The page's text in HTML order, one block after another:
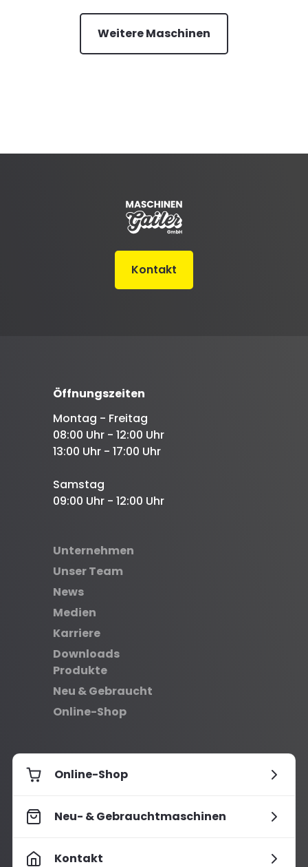
Weitere Maschinen
Kontakt
Öffnungszeiten
Montag - Freitag
08:00 Uhr - 12:00 Uhr
13:00 Uhr - 17:00 Uhr
Samstag
09:00 Uhr - 12:00 Uhr
Unternehmen
Unser Team
News
Medien
Karriere
Downloads
Produkte
Neu & Gebraucht
Online-Shop
Online-Shop
Neu- & Gebrauchtmaschinen
Kontakt